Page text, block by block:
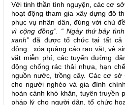
Với tinh thần tình nguyện, các cơ
hoạt động tham gia xây dựng đô
phục vụ nhân dân, đúng với chủ đề
vì cộng đồng”.
“ Ngày thứ bảy
xanh” đã được tổ chức tại tất cả
động: xóa quảng cáo rao vặt, vệ
vặt miễn phí, các tuyến đường
động chống rác thải nhựa, hạn
nguồn nước, trồng cây. Các cơ
cho người nghèo và gia đình
hoàn cảnh khó khăn, tuyên truyền
pháp lý cho người dân, tổ chức